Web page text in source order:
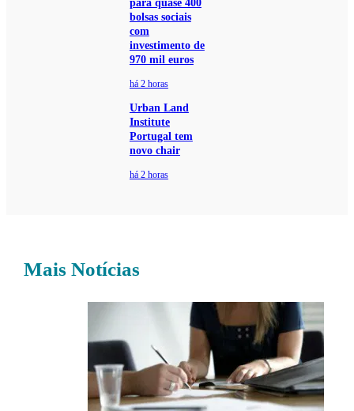
para quase 400
bolsas sociais
com
investimento de
970 mil euros
há 2 horas
Urban Land
Institute
Portugal tem
novo chair
há 2 horas
Mais Notícias